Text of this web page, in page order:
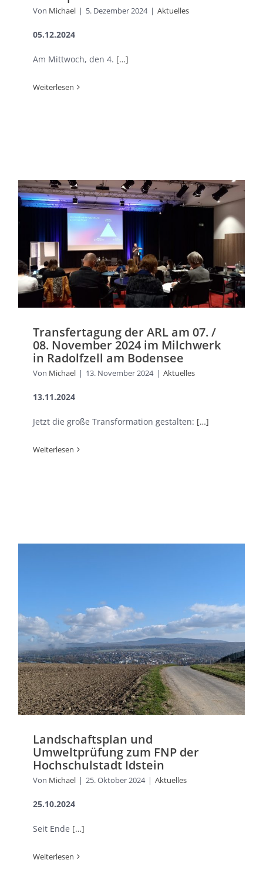
Von Michael | 5. Dezember 2024 | Aktuelles
05.12.2024
Am Mittwoch, den 4. […]
Weiterlesen
Transfertagung der ARL am 07. /
08. November 2024 im Milchwerk
in Radolfzell am Bodensee
Von Michael | 13. November 2024 | Aktuelles
13.11.2024
Jetzt die große Transformation gestalten: […]
Weiterlesen
Landschaftsplan und
Umweltprüfung zum FNP der
Hochschulstadt Idstein
Von Michael | 25. Oktober 2024 | Aktuelles
25.10.2024
Seit Ende […]
Weiterlesen